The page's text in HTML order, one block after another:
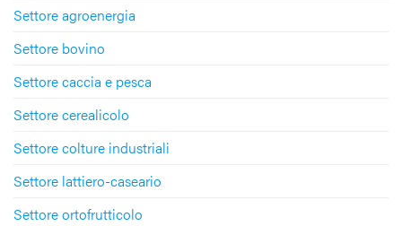
Settore agroenergia
Settore bovino
Settore caccia e pesca
Settore cerealicolo
Settore colture industriali
Settore lattiero-caseario
Settore ortofrutticolo